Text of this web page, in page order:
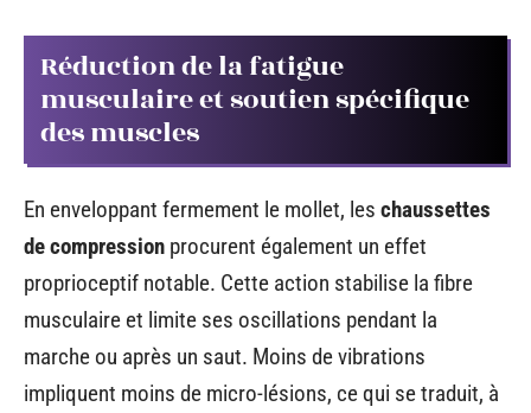
Réduction de la fatigue
musculaire et soutien spécifique
des muscles
En enveloppant fermement le mollet, les chaussettes
de compression procurent également un effet
proprioceptif notable. Cette action stabilise la fibre
musculaire et limite ses oscillations pendant la
marche ou après un saut. Moins de vibrations
impliquent moins de micro-lésions, ce qui se traduit, à